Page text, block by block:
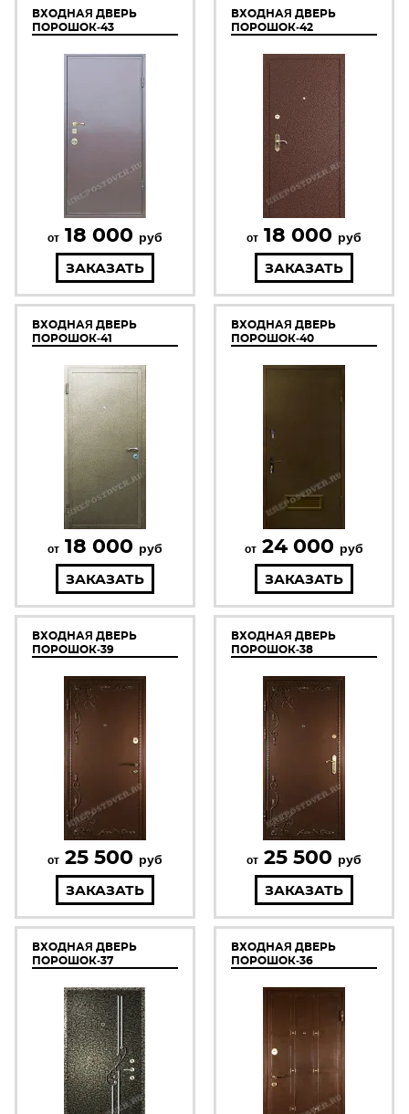
ВХОДНАЯ ДВЕРЬ
ПОРОШОК-43
от 18 000 руб
ЗАКАЗАТЬ
ВХОДНАЯ ДВЕРЬ
ПОРОШОК-42
от 18 000 руб
ЗАКАЗАТЬ
ВХОДНАЯ ДВЕРЬ
ПОРОШОК-41
от 18 000 руб
ЗАКАЗАТЬ
ВХОДНАЯ ДВЕРЬ
ПОРОШОК-40
от 24 000 руб
ЗАКАЗАТЬ
ВХОДНАЯ ДВЕРЬ
ПОРОШОК-39
от 25 500 руб
ЗАКАЗАТЬ
ВХОДНАЯ ДВЕРЬ
ПОРОШОК-38
от 25 500 руб
ЗАКАЗАТЬ
ВХОДНАЯ ДВЕРЬ
ПОРОШОК-37
ВХОДНАЯ ДВЕРЬ
ПОРОШОК-36